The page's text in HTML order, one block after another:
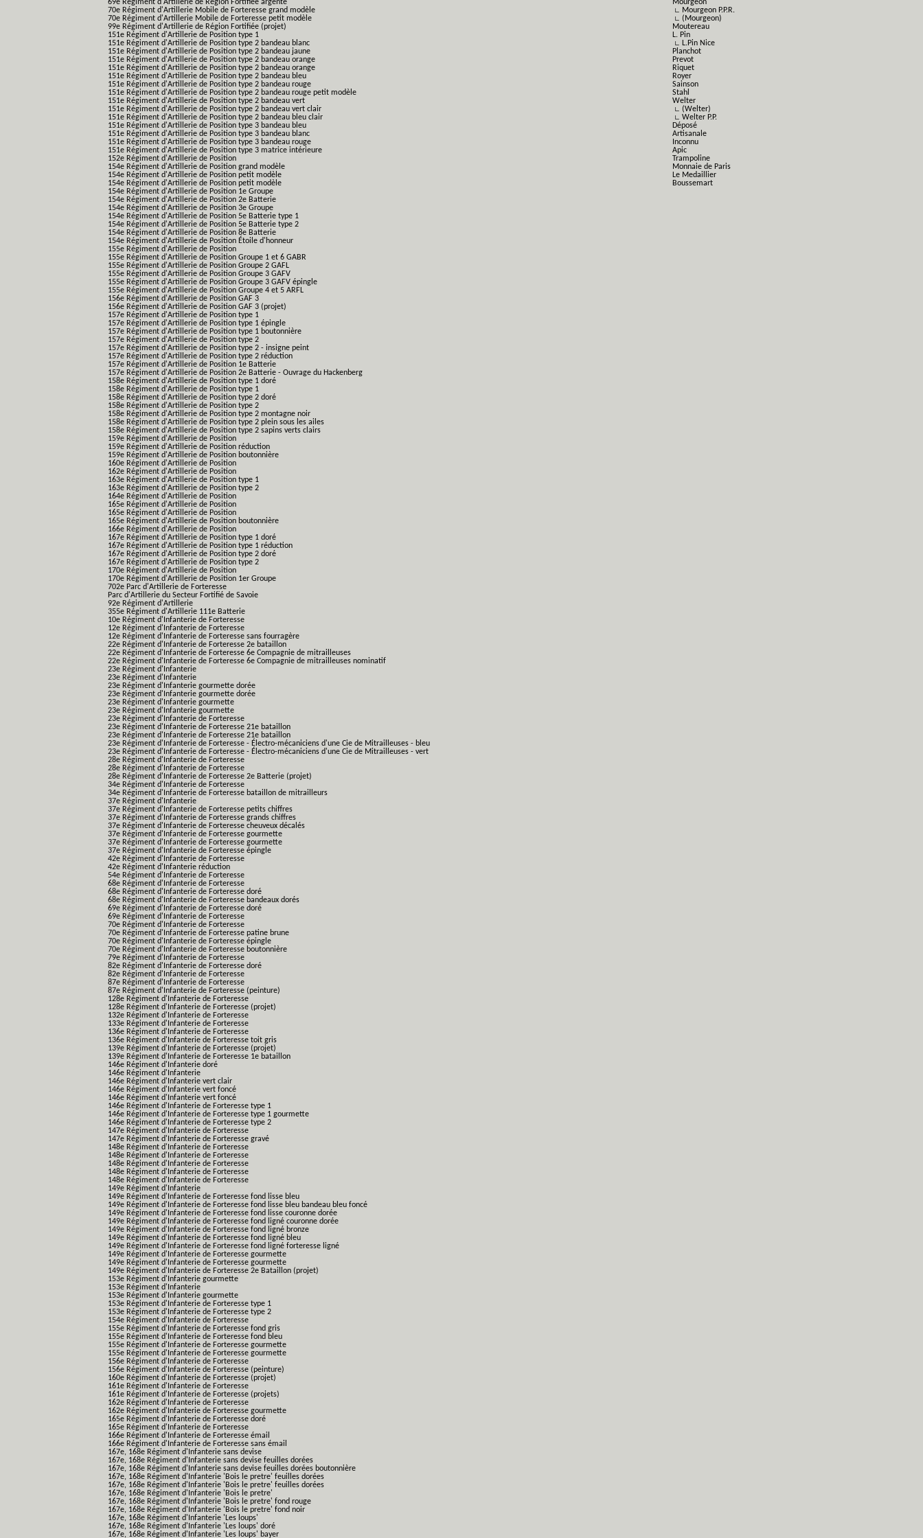
69e Régiment d'Artillerie de Région Fortifiée argenté
70e Régiment d'Artillerie Mobile de Forteresse grand modèle
70e Régiment d'Artillerie Mobile de Forteresse petit modèle
99e Régiment d'Artillerie de Région Fortifiée (projet)
151e Régiment d'Artillerie de Position type 1
151e Régiment d'Artillerie de Position type 2 bandeau blanc
151e Régiment d'Artillerie de Position type 2 bandeau jaune
151e Régiment d'Artillerie de Position type 2 bandeau orange
151e Régiment d'Artillerie de Position type 2 bandeau orange
151e Régiment d'Artillerie de Position type 2 bandeau bleu
151e Régiment d'Artillerie de Position type 2 bandeau rouge
151e Régiment d'Artillerie de Position type 2 bandeau rouge petit modèle
151e Régiment d'Artillerie de Position type 2 bandeau vert
151e Régiment d'Artillerie de Position type 2 bandeau vert clair
151e Régiment d'Artillerie de Position type 2 bandeau bleu clair
151e Régiment d'Artillerie de Position type 3 bandeau bleu
151e Régiment d'Artillerie de Position type 3 bandeau blanc
151e Régiment d'Artillerie de Position type 3 bandeau rouge
151e Régiment d'Artillerie de Position type 3 matrice intérieure
152e Régiment d'Artillerie de Position
154e Régiment d'Artillerie de Position grand modèle
154e Régiment d'Artillerie de Position petit modèle
154e Régiment d'Artillerie de Position petit modèle
154e Régiment d'Artillerie de Position 1e Groupe
154e Régiment d'Artillerie de Position 2e Batterie
154e Régiment d'Artillerie de Position 3e Groupe
154e Régiment d'Artillerie de Position 5e Batterie type 1
154e Régiment d'Artillerie de Position 5e Batterie type 2
154e Régiment d'Artillerie de Position 8e Batterie
154e Régiment d'Artillerie de Position Étoile d'honneur
155e Régiment d'Artillerie de Position
155e Régiment d'Artillerie de Position Groupe 1 et 6 GABR
155e Régiment d'Artillerie de Position Groupe 2 GAFL
155e Régiment d'Artillerie de Position Groupe 3 GAFV
155e Régiment d'Artillerie de Position Groupe 3 GAFV épingle
155e Régiment d'Artillerie de Position Groupe 4 et 5 ARFL
156e Régiment d'Artillerie de Position GAF 3
156e Régiment d'Artillerie de Position GAF 3 (projet)
157e Régiment d'Artillerie de Position type 1
157e Régiment d'Artillerie de Position type 1 épingle
157e Régiment d'Artillerie de Position type 1 boutonnière
157e Régiment d'Artillerie de Position type 2
157e Régiment d'Artillerie de Position type 2 - insigne peint
157e Régiment d'Artillerie de Position type 2 réduction
157e Régiment d'Artillerie de Position 1e Batterie
157e Régiment d'Artillerie de Position 2e Batterie - Ouvrage du Hackenberg
158e Régiment d'Artillerie de Position type 1 doré
158e Régiment d'Artillerie de Position type 1
158e Régiment d'Artillerie de Position type 2 doré
158e Régiment d'Artillerie de Position type 2
158e Régiment d'Artillerie de Position type 2 montagne noir
158e Régiment d'Artillerie de Position type 2 plein sous les ailes
158e Régiment d'Artillerie de Position type 2 sapins verts clairs
159e Régiment d'Artillerie de Position
159e Régiment d'Artillerie de Position réduction
159e Régiment d'Artillerie de Position boutonnière
160e Régiment d'Artillerie de Position
162e Régiment d'Artillerie de Position
163e Régiment d'Artillerie de Position type 1
163e Régiment d'Artillerie de Position type 2
164e Régiment d'Artillerie de Position
165e Régiment d'Artillerie de Position
165e Régiment d'Artillerie de Position
165e Régiment d'Artillerie de Position boutonnière
166e Régiment d'Artillerie de Position
167e Régiment d'Artillerie de Position type 1 doré
167e Régiment d'Artillerie de Position type 1 réduction
167e Régiment d'Artillerie de Position type 2 doré
167e Régiment d'Artillerie de Position type 2
170e Régiment d'Artillerie de Position
170e Régiment d'Artillerie de Position 1er Groupe
702e Parc d'Artillerie de Forteresse
Parc d'Artillerie du Secteur Fortifié de Savoie
92e Régiment d'Artillerie
355e Régiment d'Artillerie 111e Batterie
10e Régiment d'Infanterie de Forteresse
12e Régiment d'Infanterie de Forteresse
12e Régiment d'Infanterie de Forteresse sans fourragère
22e Régiment d'Infanterie de Forteresse 2e bataillon
22e Régiment d'Infanterie de Forteresse 6e Compagnie de mitrailleuses
22e Régiment d'Infanterie de Forteresse 6e Compagnie de mitrailleuses nominatif
23e Régiment d'Infanterie
23e Régiment d'Infanterie
23e Régiment d'Infanterie gourmette dorée
23e Régiment d'Infanterie gourmette dorée
23e Régiment d'Infanterie gourmette
23e Régiment d'Infanterie gourmette
23e Régiment d'Infanterie de Forteresse
23e Régiment d'Infanterie de Forteresse 21e bataillon
23e Régiment d'Infanterie de Forteresse 21e bataillon
23e Régiment d'Infanterie de Forteresse - Électro-mécaniciens d'une Cie de Mitrailleuses - bleu
23e Régiment d'Infanterie de Forteresse - Électro-mécaniciens d'une Cie de Mitrailleuses - vert
28e Régiment d'Infanterie de Forteresse
28e Régiment d'Infanterie de Forteresse
28e Régiment d'Infanterie de Forteresse 2e Batterie (projet)
34e Régiment d'Infanterie de Forteresse
34e Régiment d'Infanterie de Forteresse bataillon de mitrailleurs
37e Régiment d'Infanterie
37e Régiment d'Infanterie de Forteresse petits chiffres
37e Régiment d'Infanterie de Forteresse grands chiffres
37e Régiment d'Infanterie de Forteresse cheuveux décalés
37e Régiment d'Infanterie de Forteresse gourmette
37e Régiment d'Infanterie de Forteresse gourmette
37e Régiment d'Infanterie de Forteresse épingle
42e Régiment d'Infanterie de Forteresse
42e Régiment d'Infanterie réduction
54e Régiment d'Infanterie de Forteresse
68e Régiment d'Infanterie de Forteresse
68e Régiment d'Infanterie de Forteresse doré
68e Régiment d'Infanterie de Forteresse bandeaux dorés
69e Régiment d'Infanterie de Forteresse doré
69e Régiment d'Infanterie de Forteresse
70e Régiment d'Infanterie de Forteresse
70e Régiment d'Infanterie de Forteresse patine brune
70e Régiment d'Infanterie de Forteresse épingle
70e Régiment d'Infanterie de Forteresse boutonnière
79e Régiment d'Infanterie de Forteresse
82e Régiment d'Infanterie de Forteresse doré
82e Régiment d'Infanterie de Forteresse
87e Régiment d'Infanterie de Forteresse
87e Régiment d'Infanterie de Forteresse (peinture)
128e Régiment d'Infanterie de Forteresse
128e Régiment d'Infanterie de Forteresse (projet)
132e Régiment d'Infanterie de Forteresse
133e Régiment d'Infanterie de Forteresse
136e Régiment d'Infanterie de Forteresse
136e Régiment d'Infanterie de Forteresse toit gris
139e Régiment d'Infanterie de Forteresse (projet)
139e Régiment d'Infanterie de Forteresse 1e bataillon
146e Régiment d'Infanterie doré
146e Régiment d'Infanterie
146e Régiment d'Infanterie vert clair
146e Régiment d'Infanterie vert foncé
146e Régiment d'Infanterie vert foncé
146e Régiment d'Infanterie de Forteresse type 1
146e Régiment d'Infanterie de Forteresse type 1 gourmette
146e Régiment d'Infanterie de Forteresse type 2
147e Régiment d'Infanterie de Forteresse
147e Régiment d'Infanterie de Forteresse gravé
148e Régiment d'Infanterie de Forteresse
148e Régiment d'Infanterie de Forteresse
148e Régiment d'Infanterie de Forteresse
148e Régiment d'Infanterie de Forteresse
148e Régiment d'Infanterie de Forteresse
149e Régiment d'Infanterie
149e Régiment d'Infanterie de Forteresse fond lisse bleu
149e Régiment d'Infanterie de Forteresse fond lisse bleu bandeau bleu foncé
149e Régiment d'Infanterie de Forteresse fond lisse couronne dorée
149e Régiment d'Infanterie de Forteresse fond ligné couronne dorée
149e Régiment d'Infanterie de Forteresse fond ligné bronze
149e Régiment d'Infanterie de Forteresse fond ligné bleu
149e Régiment d'Infanterie de Forteresse fond ligné forteresse ligné
149e Régiment d'Infanterie de Forteresse gourmette
149e Régiment d'Infanterie de Forteresse gourmette
149e Régiment d'Infanterie de Forteresse 2e Bataillon (projet)
153e Régiment d'Infanterie gourmette
153e Régiment d'Infanterie
153e Régiment d'Infanterie gourmette
153e Régiment d'Infanterie de Forteresse type 1
153e Régiment d'Infanterie de Forteresse type 2
154e Régiment d'Infanterie de Forteresse
155e Régiment d'Infanterie de Forteresse fond gris
155e Régiment d'Infanterie de Forteresse fond bleu
155e Régiment d'Infanterie de Forteresse gourmette
155e Régiment d'Infanterie de Forteresse gourmette
156e Régiment d'Infanterie de Forteresse
156e Régiment d'Infanterie de Forteresse (peinture)
160e Régiment d'Infanterie de Forteresse (projet)
161e Régiment d'Infanterie de Forteresse
161e Régiment d'Infanterie de Forteresse (projets)
162e Régiment d'Infanterie de Forteresse
162e Régiment d'Infanterie de Forteresse gourmette
165e Régiment d'Infanterie de Forteresse doré
165e Régiment d'Infanterie de Forteresse
166e Régiment d'Infanterie de Forteresse émail
166e Régiment d'Infanterie de Forteresse sans émail
167e, 168e Régiment d'Infanterie sans devise
167e, 168e Régiment d'Infanterie sans devise feuilles dorées
167e, 168e Régiment d'Infanterie sans devise feuilles dorées boutonnière
167e, 168e Régiment d'Infanterie 'Bois le pretre' feuilles dorées
167e, 168e Régiment d'Infanterie 'Bois le pretre' feuilles dorées
167e, 168e Régiment d'Infanterie 'Bois le pretre'
167e, 168e Régiment d'Infanterie 'Bois le pretre' fond rouge
167e, 168e Régiment d'Infanterie 'Bois le pretre' fond noir
167e, 168e Régiment d'Infanterie 'Les loups'
167e, 168e Régiment d'Infanterie 'Les loups' doré
167e, 168e Régiment d'Infanterie 'Les loups' bayer
Mourgeon
∟ Mourgeon P.P.R.
∟ (Mourgeon)
Moutereau
L. Pin
∟ L.Pin Nice
Planchot
Prevot
Riquet
Royer
Sainson
Stahl
Welter
∟ (Welter)
∟ Welter P.P.
Déposé
Artisanale
Inconnu
Apic
Trampoline
Monnaie de Paris
Le Medaillier
Boussemart